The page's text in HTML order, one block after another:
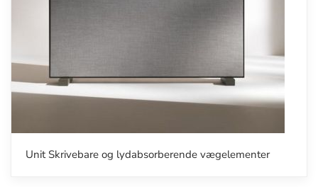
Unit Skrivebare og lydabsorberende vægelementer